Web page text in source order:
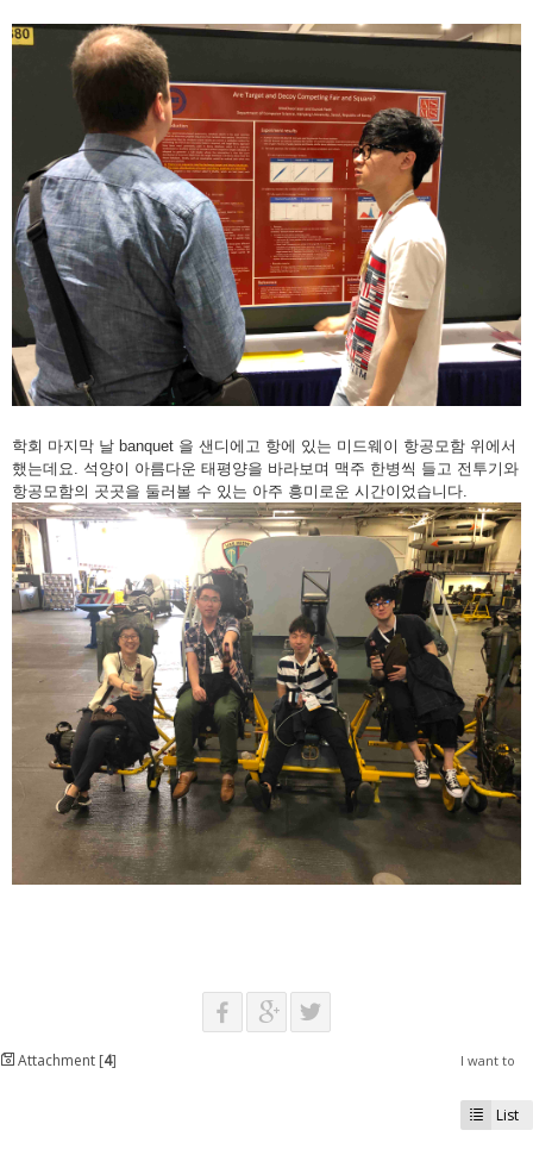
학회 마지막 날 banquet 을 샌디에고 항에 있는 미드웨이 항공모함 위에서
했는데요. 석양이 아름다운 태평양을 바라보며 맥주 한병씩 들고 전투기와
항공모함의 곳곳을 둘러볼 수 있는 아주 흥미로운 시간이었습니다.
Attachment [4] I want to
List